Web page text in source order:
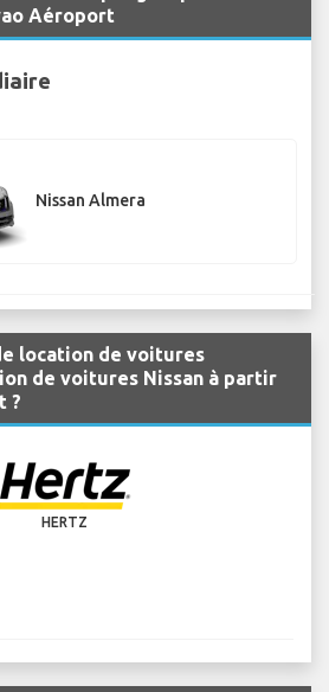
Aéroport
Nissan Almera
location de voitures
de voitures Nissan à partir
?
HERTZ